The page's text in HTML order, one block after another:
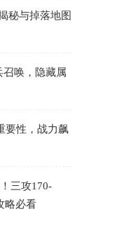
秘与掉落地图
召唤，隐藏属
要性，战力飙
三攻170-
略必看